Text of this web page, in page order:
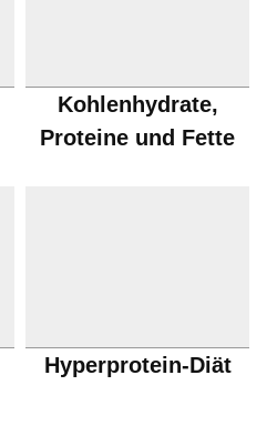
Kohlenhydrate,
Proteine und Fette
Hyperprotein-Diät